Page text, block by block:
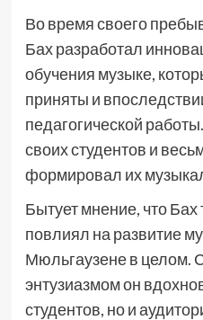
Во время своего
Бах разработал
обучения музыке,
приняты и
педагогической
своих студентов и
формировал их
Бытует мнение, что
повлиял на развитие
Мюльгаузене в целом.
энтузиазмом он
студентов, но и